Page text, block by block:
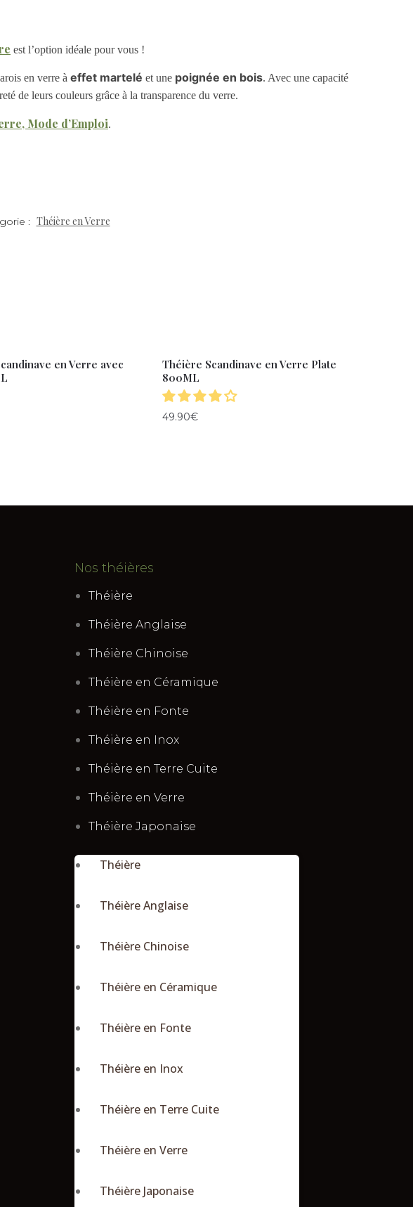
est l’option idéale pour vous !
en verre à effet martelé et une poignée en bois. Avec une capacité
de leurs couleurs grâce à la transparence du verre.
Mode d’Emploi.
: Théière en Verre
en Verre avec
Théière Scandinave en Verre Plate
800ML
49.90€
Nos théières
Théière
Théière Anglaise
Théière Chinoise
Théière en Céramique
Théière en Fonte
Théière en Inox
Théière en Terre Cuite
Théière en Verre
Théière Japonaise
Théière
Théière Anglaise
Théière Chinoise
Théière en Céramique
Théière en Fonte
Théière en Inox
Théière en Terre Cuite
Théière en Verre
Théière Japonaise